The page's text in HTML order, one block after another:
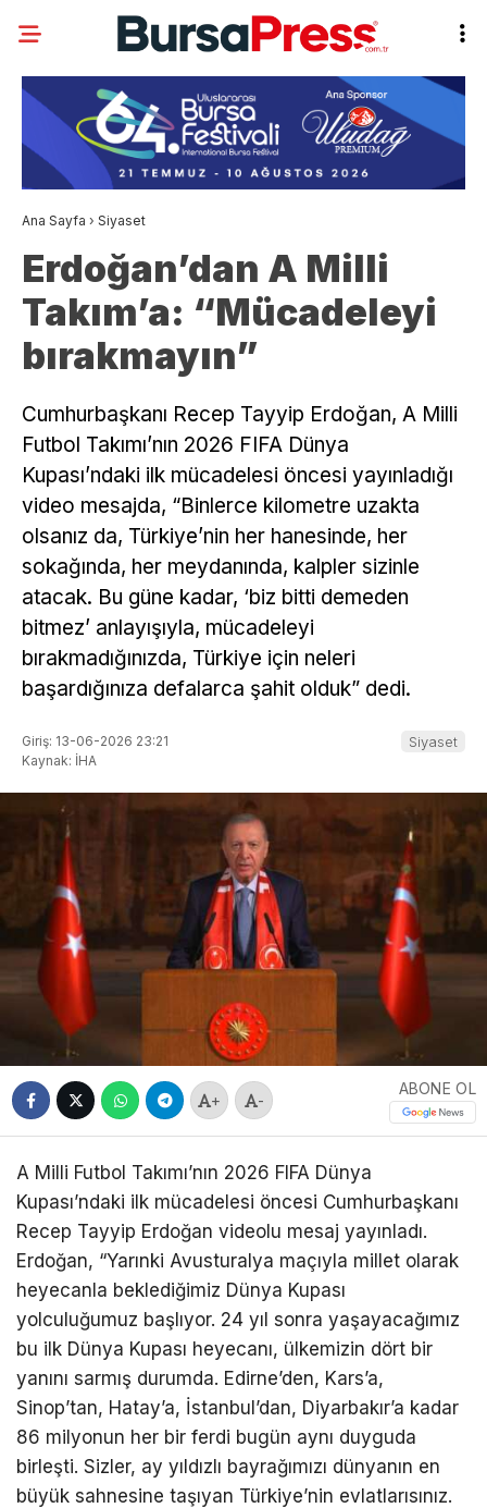
Ana Sayfa › Siyaset
Erdoğan’dan A Milli
Takım’a: “Mücadeleyi
bırakmayın”
Cumhurbaşkanı Recep Tayyip Erdoğan, A Milli
Futbol Takımı’nın 2026 FIFA Dünya
Kupası’ndaki ilk mücadelesi öncesi yayınladığı
video mesajda, “Binlerce kilometre uzakta
olsanız da, Türkiye’nin her hanesinde, her
sokağında, her meydanında, kalpler sizinle
atacak. Bu güne kadar, ‘biz bitti demeden
bitmez’ anlayışıyla, mücadeleyi
bırakmadığınızda, Türkiye için neleri
başardığınıza defalarca şahit olduk” dedi.
Giriş: 13-06-2026 23:21
Kaynak: İHA
Siyaset
+ -
ABONE OL
A Milli Futbol Takımı’nın 2026 FIFA Dünya
Kupası’ndaki ilk mücadelesi öncesi Cumhurbaşkanı
Recep Tayyip Erdoğan videolu mesaj yayınladı.
Erdoğan, “Yarınki Avusturalya maçıyla millet olarak
heyecanla beklediğimiz Dünya Kupası
yolculuğumuz başlıyor. 24 yıl sonra yaşayacağımız
bu ilk Dünya Kupası heyecanı, ülkemizin dört bir
yanını sarmış durumda. Edirne’den, Kars’a,
Sinop’tan, Hatay’a, İstanbul’dan, Diyarbakır’a kadar
86 milyonun her bir ferdi bugün aynı duyguda
birleşti. Sizler, ay yıldızlı bayrağımızı dünyanın en
büyük sahnesine taşıyan Türkiye’nin evlatlarısınız.